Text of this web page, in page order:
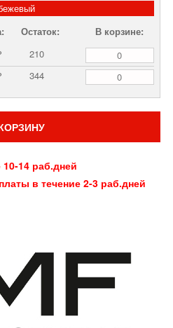
Остаток:
В корзине:
210
344
14 раб.дней
в течение 2-3 раб.дней